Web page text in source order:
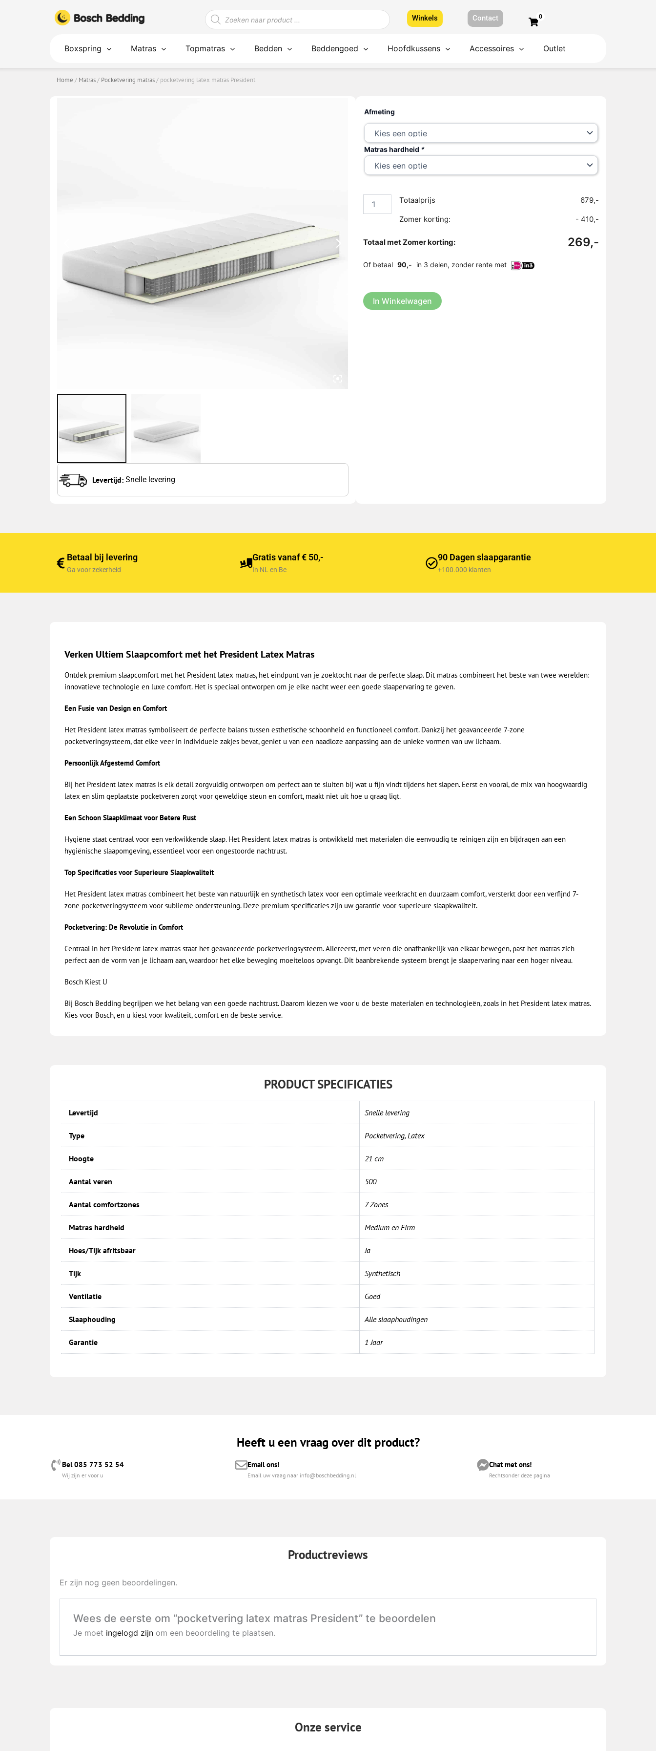
Producten
zoeken
Winkels Contact 0
Boxspring Matras Topmatras Bedden Beddengoed Hoofdkussens Accessoires Outlet
Home / Matras/ Pocketvering matras/ pocketvering latex matras President
Levertijd:Snelle levering
Afmeting
Matras hardheid *
pocketvering
matras
President
aantal
Totaalprijs 679,-
Zomer korting: - 410,-
Totaal met Zomer korting: 269,-
Of betaal 90,- in 3 delen, zonder rente met
In Winkelwagen
Betaal bij levering
Ga voor zekerheid
Gratis vanaf € 50,-
In NL en Be
90 Dagen slaapgarantie
+100.000 klanten
Verken Ultiem Slaapcomfort met het President Latex Matras
Ontdek premium slaapcomfort met het President latex matras, het eindpunt van je zoektocht naar de perfecte slaap. Dit matras combineert het beste van twee werelden:
innovatieve technologie en luxe comfort. Het is speciaal ontworpen om je elke nacht weer een goede slaapervaring te geven.
Een Fusie van Design en Comfort
Het President latex matras symboliseert de perfecte balans tussen esthetische schoonheid en functioneel comfort. Dankzij het geavanceerde 7-zone
pocketveringsysteem, dat elke veer in individuele zakjes bevat, geniet u van een naadloze aanpassing aan de unieke vormen van uw lichaam.
Persoonlijk Afgestemd Comfort
Bij het President latex matras is elk detail zorgvuldig ontworpen om perfect aan te sluiten bij wat u fijn vindt tijdens het slapen. Eerst en vooral, de mix van hoogwaardig
latex en slim geplaatste pocketveren zorgt voor geweldige steun en comfort, maakt niet uit hoe u graag ligt.
Een Schoon Slaapklimaat voor Betere Rust
Hygiëne staat centraal voor een verkwikkende slaap. Het President latex matras is ontwikkeld met materialen die eenvoudig te reinigen zijn en bijdragen aan een
hygiënische slaapomgeving, essentieel voor een ongestoorde nachtrust.
Top Specificaties voor Superieure Slaapkwaliteit
Het President latex matras combineert het beste van natuurlijk en synthetisch latex voor een optimale veerkracht en duurzaam comfort, versterkt door een verfijnd 7-
zone pocketveringsysteem voor sublieme ondersteuning. Deze premium specificaties zijn uw garantie voor superieure slaapkwaliteit.
Pocketvering: De Revolutie in Comfort
Centraal in het President latex matras staat het geavanceerde pocketveringsysteem. Allereerst, met veren die onafhankelijk van elkaar bewegen, past het matras zich
perfect aan de vorm van je lichaam aan, waardoor het elke beweging moeiteloos opvangt. Dit baanbrekende systeem brengt je slaapervaring naar een hoger niveau.
Bosch Kiest U
Bij Bosch Bedding begrijpen we het belang van een goede nachtrust. Daarom kiezen we voor u de beste materialen en technologieën, zoals in het President latex matras.
Kies voor Bosch, en u kiest voor kwaliteit, comfort en de beste service.
PRODUCT SPECIFICATIES
Levertijd Snelle levering
Type Pocketvering, Latex
Hoogte 21 cm
Aantal veren 500
Aantal comfortzones 7 Zones
Matras hardheid Medium en Firm
Hoes/Tijk afritsbaar Ja
Tijk Synthetisch
Ventilatie Goed
Slaaphouding Alle slaaphoudingen
Garantie 1 Jaar
Heeft u een vraag over dit product?
Bel 085 773 52 54
Wij zijn er voor u
Email ons!
Email uw vraag naar info@boschbedding.nl
Chat met ons!
Rechtsonder deze pagina
Productreviews
Er zijn nog geen beoordelingen.
Wees de eerste om “pocketvering latex matras President” te beoordelen
Je moet ingelogd zijnom een beoordeling te plaatsen.
Onze service